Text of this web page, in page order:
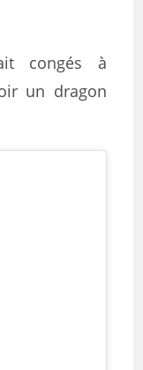
congés à
un dragon